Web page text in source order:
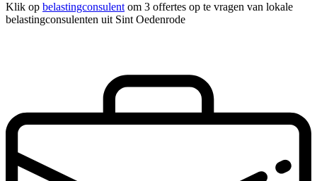
Klik op belastingconsulent om 3 offertes op te vragen van lokale
belastingconsulenten uit Sint Oedenrode